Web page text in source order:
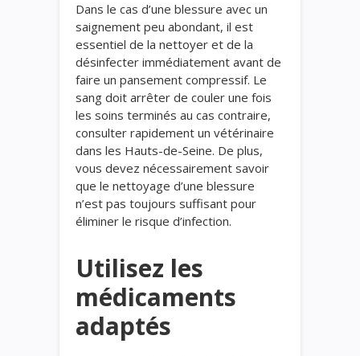
Dans le cas d’une blessure avec un
saignement peu abondant, il est
essentiel de la nettoyer et de la
désinfecter immédiatement avant de
faire un pansement compressif. Le
sang doit arrêter de couler une fois
les soins terminés au cas contraire,
consulter rapidement un vétérinaire
dans les Hauts-de-Seine. De plus,
vous devez nécessairement savoir
que le nettoyage d’une blessure
n’est pas toujours suffisant pour
éliminer le risque d’infection.
Utilisez les
médicaments
adaptés